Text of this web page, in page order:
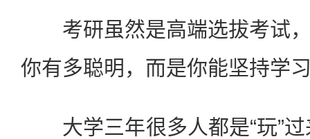
考研虽然是高端选拔考试，
你有多聪明，而是你能坚持学
大学三年很多人都是“玩”过